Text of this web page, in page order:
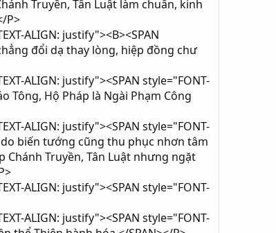
Truyền, Tân Luật làm chuẩn, kinh
P>
ALIGN: justify"><B><SPAN
đổi dạ thay lòng, hiệp đồng chư
ALIGN: justify"><SPAN style="FONT-
Tông, Hộ Pháp là Ngài Phạm Công
ALIGN: justify"><SPAN style="FONT-
do biến tướng cũng thu phục nhơn tâm
Truyền, Tân Luật nhưng ngặt
ALIGN: justify"><SPAN style="FONT-
ALIGN: justify"><SPAN style="FONT-